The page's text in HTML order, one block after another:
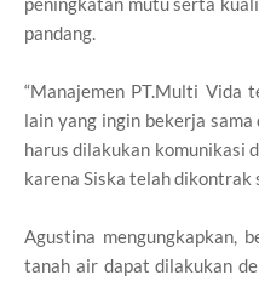
pandang.
“Manajemen PT.Multi Vida
lain yang ingin bekerja
harus dilakukan komunikasi
karena Siska telah dikontrak
Agustina mengungkapkan,
tanah air dapat dilakukan